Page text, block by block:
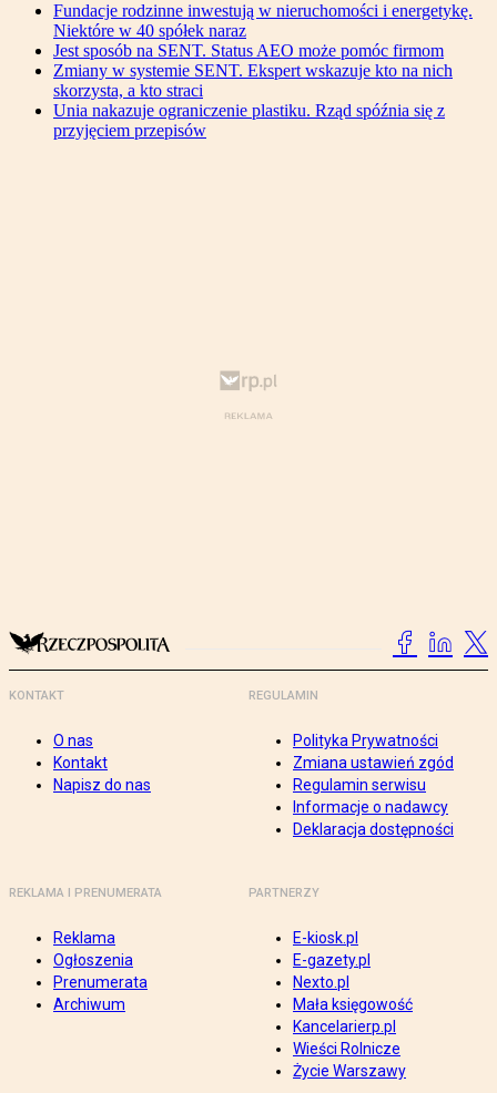
Fundacje rodzinne inwestują w nieruchomości i energetykę.
Niektóre w 40 spółek naraz
Jest sposób na SENT. Status AEO może pomóc firmom
Zmiany w systemie SENT. Ekspert wskazuje kto na nich
skorzysta, a kto straci
Unia nakazuje ograniczenie plastiku. Rząd spóźnia się z
przyjęciem przepisów
KONTAKT
O nas
Kontakt
Napisz do nas
REGULAMIN
Polityka Prywatności
Zmiana ustawień zgód
Regulamin serwisu
Informacje o nadawcy
Deklaracja dostępności
REKLAMA I PRENUMERATA
Reklama
Ogłoszenia
Prenumerata
Archiwum
PARTNERZY
E-kiosk.pl
E-gazety.pl
Nexto.pl
Mała księgowość
Kancelarierp.pl
Wieści Rolnicze
Życie Warszawy